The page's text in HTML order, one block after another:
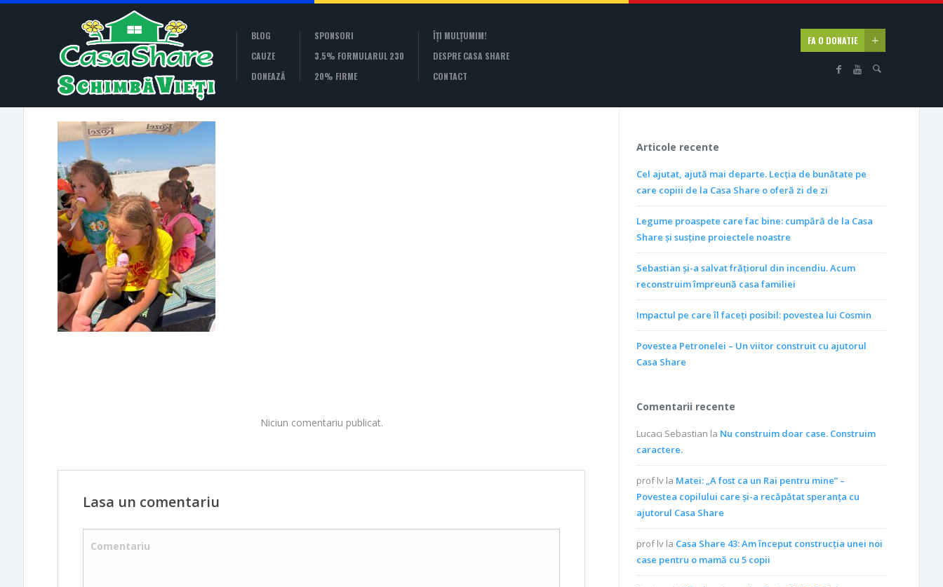
BLOG
CAUZE
DONEAZĂ
SPONSORI
3.5% FORMULARUL 230
20% FIRME
ÎȚI MULȚUMIM!
DESPRE CASA SHARE
CONTACT
FA O DONATIE
Niciun comentariu publicat.
Lasa un comentariu
Articole recente
Cel ajutat, ajută mai departe. Lecția de bunătate pe
care copiii de la Casa Share o oferă zi de zi
Legume proaspete care fac bine: cumpără de la Casa
Share și susține proiectele noastre
Sebastian și-a salvat frățiorul din incendiu. Acum
reconstruim împreună casa familiei
Impactul pe care îl faceți posibil: povestea lui Cosmin
Povestea Petronelei – Un viitor construit cu ajutorul
Casa Share
Comentarii recente
Lucaci Sebastian la Nu construim doar case. Construim
caractere.
prof lv la Matei: „A fost ca un Rai pentru mine” –
Povestea copilului care și-a recăpătat speranța cu
ajutorul Casa Share
prof lv la Casa Share 43: Am început construcția unei noi
case pentru o mamă cu 5 copii